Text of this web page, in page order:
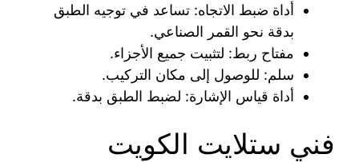
أداة ضبط الاتجاه: تساعد في توجيه الطبق
بدقة نحو القمر الصناعي.
مفتاح ربط: لتثبيت جميع الأجزاء.
سلم: للوصول إلى مكان التركيب.
أداة قياس الإشارة: لضبط الطبق بدقة.
فني ستلايت الكويت